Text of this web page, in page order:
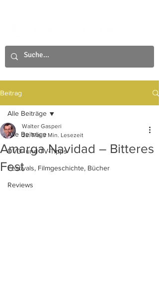
Beitrag
Alle Beiträge
DVD- und TV-Tipps
Festivals, Filmgeschichte, Bücher
Reviews
Alle Beiträge
Amarga Navidad – Bitteres
Fest
Walter Gasperi
28. Mai 3 Min. Lesezeit